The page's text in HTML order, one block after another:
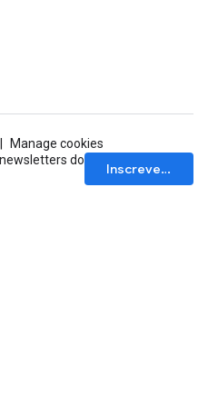
Manage cookies
do
Inscrever-se